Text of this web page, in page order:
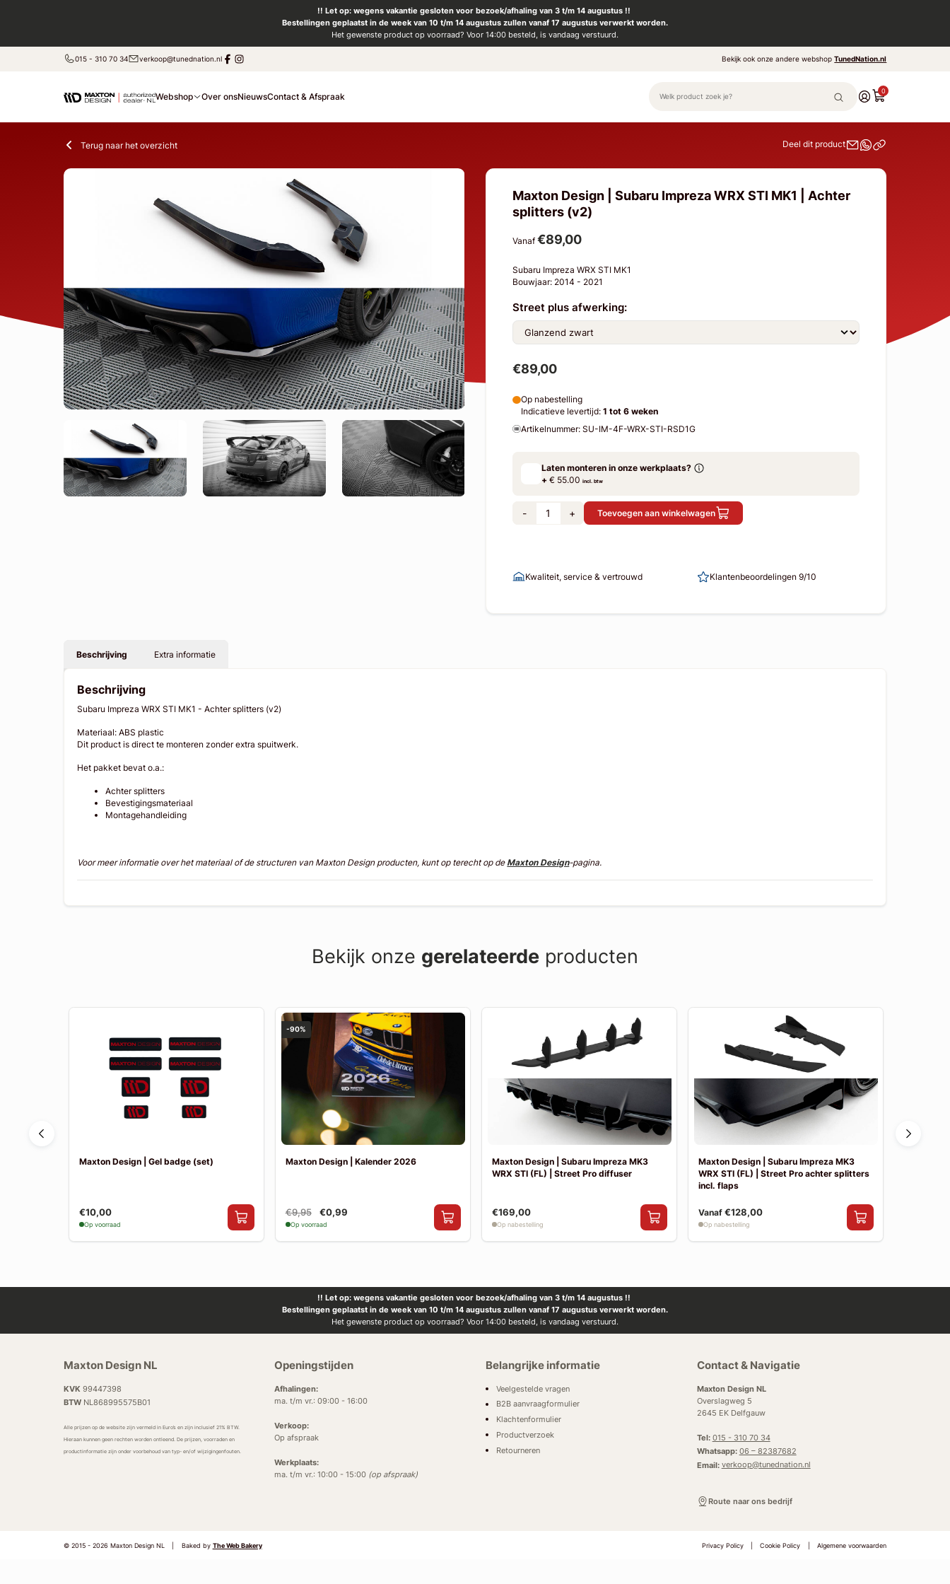
!! Let op: wegens vakantie gesloten voor bezoek/afhaling van 3 t/m 14 augustus !!
Bestellingen geplaatst in de week van 10 t/m 14 augustus zullen vanaf 17 augustus verwerkt worden.
Het gewenste product op voorraad? Voor 14:00 besteld, is vandaag verstuurd.
015 - 310 70 34 verkoop@tunednation.nl Bekijk ook onze andere webshopTunedNation.nl
Webshop Over onsNieuwsContact & Afspraak
0
Terug naar het overzicht Deel dit product
Maxton Design | Subaru Impreza WRX STI MK1 | Achter
splitters (v2)
Vanaf €89,00
Subaru Impreza WRX STI MK1
Bouwjaar: 2014 - 2021
Street plus afwerking:
€89,00
Op nabestelling
Indicatieve levertijd: 1 tot 6 weken
Artikelnummer: SU-IM-4F-WRX-STI-RSD1G
Laten monteren in onze werkplaats?
+€ 55.00 incl. btw
- + Toevoegen aan winkelwagen
Kwaliteit, service & vertrouwd Klantenbeoordelingen 9/10
Beschrijving Extra informatie
Beschrijving
Subaru Impreza WRX STI MK1 - Achter splitters (v2)
Materiaal: ABS plastic
Dit product is direct te monteren zonder extra spuitwerk.
Het pakket bevat o.a.:
Achter splitters
Bevestigingsmateriaal
Montagehandleiding
Voor meer informatie over het materiaal of de structuren van Maxton Design producten, kunt op terecht op deMaxton Design-pagina.
Bekijk onze gerelateerde producten
Maxton Design | Gel badge (set)
€10,00
Op voorraad
-90%
Maxton Design | Kalender 2026
€9,95 €0,99
Op voorraad
Maxton Design | Subaru Impreza MK3
WRX STI (FL) | Street Pro diffuser
€169,00
Op nabestelling
Maxton Design | Subaru Impreza MK3
WRX STI (FL) | Street Pro achter splitters
incl. flaps
Vanaf €128,00
Op nabestelling
!! Let op: wegens vakantie gesloten voor bezoek/afhaling van 3 t/m 14 augustus !!
Bestellingen geplaatst in de week van 10 t/m 14 augustus zullen vanaf 17 augustus verwerkt worden.
Het gewenste product op voorraad? Voor 14:00 besteld, is vandaag verstuurd.
Maxton Design NL
KVK 99447398
BTWNL868995575B01
Alle prijzen op de website zijn vermeld in Euro’s en zijn inclusief 21% BTW.
Hieraan kunnen geen rechten worden ontleend. De prijzen, voorraden en
productinformatie zijn onder voorbehoud van typ- en/of wijzigingenfouten.
Openingstijden
Afhalingen:
ma. t/m vr.: 09:00 - 16:00
Verkoop:
Op afspraak
Werkplaats:
ma. t/m vr.: 10:00 - 15:00 (op afspraak)
Belangrijke informatie
Veelgestelde vragen
B2B aanvraagformulier
Klachtenformulier
Productverzoek
Retourneren
Contact & Navigatie
Maxton Design NL
Overslagweg 5
2645 EK Delfgauw
Tel: 015 - 310 70 34
Whatsapp: 06 – 82387682
Email: verkoop@tunednation.nl
Route naar ons bedrijf
© 2015 - 2026 Maxton Design NL Baked by The Web Bakery Privacy Policy Cookie Policy Algemene voorwaarden